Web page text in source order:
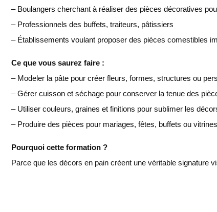
– Boulangers cherchant à réaliser des pièces décoratives
– Professionnels des buffets, traiteurs, pâtissiers
– Établissements voulant proposer des pièces comestibles
Ce que vous saurez faire :
– Modeler la pâte pour créer fleurs, formes, structures ou
– Gérer cuisson et séchage pour conserver la tenue des
– Utiliser couleurs, graines et finitions pour sublimer les
– Produire des pièces pour mariages, fêtes, buffets ou
Pourquoi cette formation ?
Parce que les décors en pain créent une véritable signature